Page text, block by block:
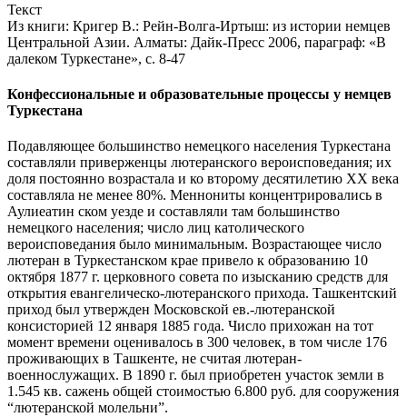
Текст
Из книги: Кригер В.: Рейн-Волга-Иртыш: из истории немцев
Центральной Азии. Алматы: Дайк-Пресс 2006, параграф: «В
далеком Туркестане», с. 8-47
Конфессиональные и образовательные процессы у немцев
Туркестана
Подавляющее большинство немецкого населения Туркестана
составляли приверженцы лютеранского вероисповедания; их
доля постоянно возрастала и ко второму десятилетию ХХ века
составляла не менее 80%. Меннониты концентрировались в
Аулиеатин ском уезде и составляли там большинство
немецкого населения; число лиц католического
вероисповедания было минимальным. Возрастающее число
лютеран в Туркестанском крае привело к образованию 10
октября 1877 г. церковного совета по изысканию средств для
открытия евангелическо-лютеранского прихода. Ташкентский
приход был утвержден Московской ев.-лютеранской
консисторией 12 января 1885 года. Число прихожан на тот
момент времени оценивалось в 300 человек, в том числе 176
проживающих в Ташкенте, не считая лютеран-
военнослужащих. В 1890 г. был приобретен участок земли в
1.545 кв. сажень общей стоимостью 6.800 руб. для сооружения
“лютеранской молельни”.